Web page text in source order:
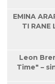
EMINA
TI RANE
Leon
Time" –